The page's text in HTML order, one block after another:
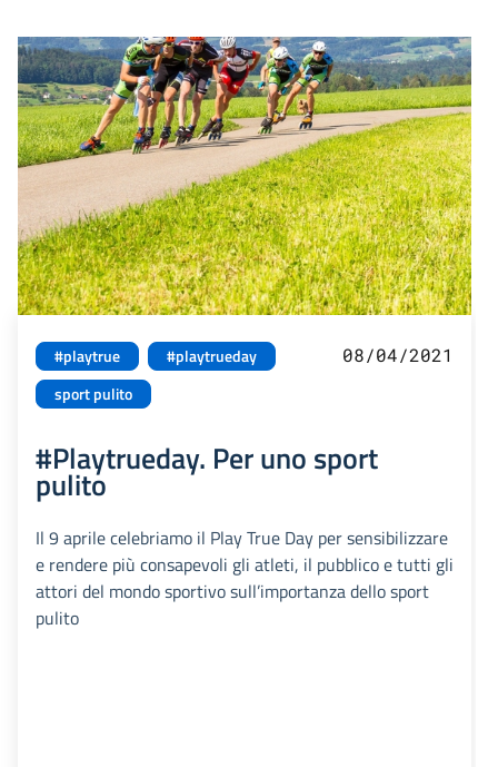
#playtrue
#playtrueday
sport pulito
08/04/2021
#Playtrueday. Per uno sport
pulito
Il 9 aprile celebriamo il Play True Day per sensibilizzare
e rendere più consapevoli gli atleti, il pubblico e tutti gli
attori del mondo sportivo sull’importanza dello sport
pulito